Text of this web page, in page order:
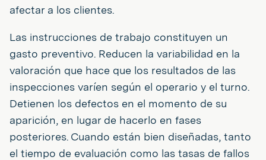
afectar a los clientes.
Las instrucciones de trabajo constituyen un
gasto preventivo. Reducen la variabilidad en la
valoración que hace que los resultados de las
inspecciones varíen según el operario y el turno.
Detienen los defectos en el momento de su
aparición, en lugar de hacerlo en fases
posteriores. Cuando están bien diseñadas, tanto
el tiempo de evaluación como las tasas de fallos